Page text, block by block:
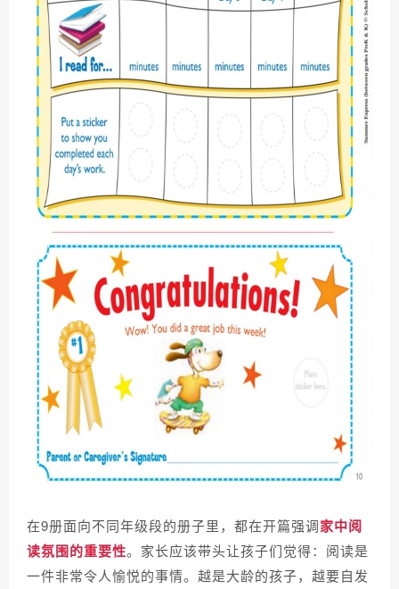
在9册面向不同年级段的册子里，都在开篇强调家中阅
读氛围的重要性。家长应该带头让孩子们觉得：阅读是
一件非常令人愉悦的事情。越是大龄的孩子，越要自发